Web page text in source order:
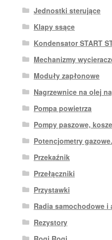
Jednostki sterujące
Klapy ssące
Kondensator START
Mechanizmy
Moduły zapłonowe
Nagrzewnice na olej
Pompa powietrza
Pompy paszowe,
Potencjometry
Przekaźnik
Przełączniki
Przystawki
Radia samochodowe i
Rezystory